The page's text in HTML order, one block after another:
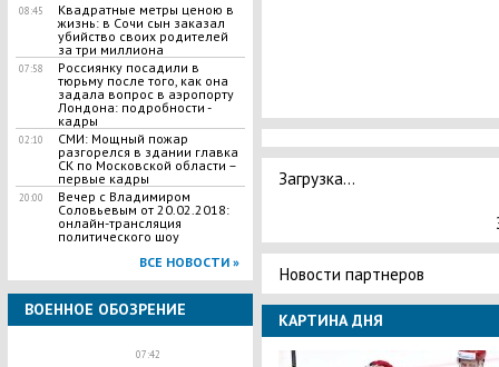
08:45
​Квадратные метры ценою в
жизнь: в Сочи сын заказал
убийство своих родителей
за три миллиона
07:58
Россиянку посадили в
тюрьму после того, как она
задала вопрос в аэропорту
Лондона: подробности -
кадры
02:10
​СМИ: Мощный пожар
разгорелся в здании главка
СК по Московской области –
первые кадры
20:00
Вечер с Владимиром
Соловьевым от 20.02.2018:
онлайн-трансляция
политического шоу
ВСЕ НОВОСТИ »
ВОЕННОЕ ОБОЗРЕНИЕ
07:42
Загрузка...
Новости партнеров
КАРТИНА ДНЯ